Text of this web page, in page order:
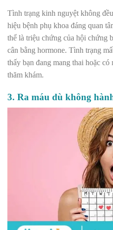
Tình trạng kinh nguyệt không
hiệu bệnh phụ khoa đáng quan
thể là triệu chứng của hội chứng
cân bằng hormone. Tình trạng
thấy bạn đang mang thai hoặc
thăm khám.
3. Ra máu dù không